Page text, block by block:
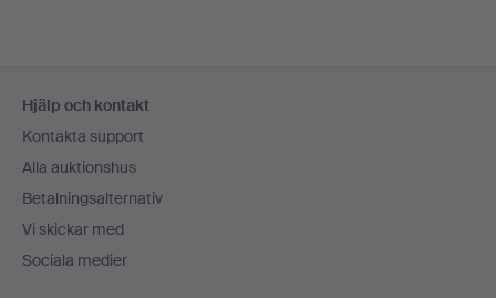
Hjälp och kontakt
Kontakta support
Alla auktionshus
Betalningsalternativ
Vi skickar med
Sociala medier